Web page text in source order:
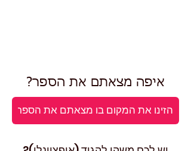
איפה מצאתם את הספר?